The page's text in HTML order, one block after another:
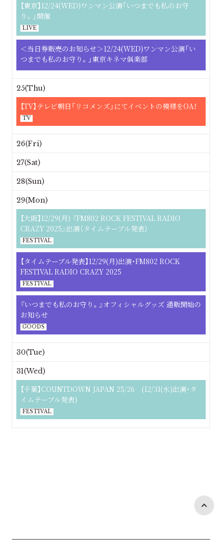
【東京】12/24(WED)ワンマン公演「いつまでも私のお守
り。」開催
LIVE
＜当日券販売のお知らせ＞12/24(WED)ワンマン公演「い
つまでも私のお守り。」東京キネマ俱楽部
25(Thu)
【TV】テレビ朝日「リコメンズ」にてイベントの模様をOA！
TV
26(Fri)
27(Sat)
28(Sun)
29(Mon)
【大阪】12/29(月) 『FM802 ROCK FESTIVAL RADIO
CRAZY 2025』出演（タイムテーブル発表）
FESTIVAL
【タイムテーブル発表】12/29(月)出演・FM802 ROCK
FESTIVAL RADIO CRAZY 2025
FESTIVAL
『いつまでも私のお守り。』オフィシャルグッズ 通販開始の
お知らせ
GOODS
30(Tue)
31(Wed)
【千葉】COUNTDOWN JAPAN 25/26 (12/31(水)出演・タ
イムテーブル発表)
FESTIVAL